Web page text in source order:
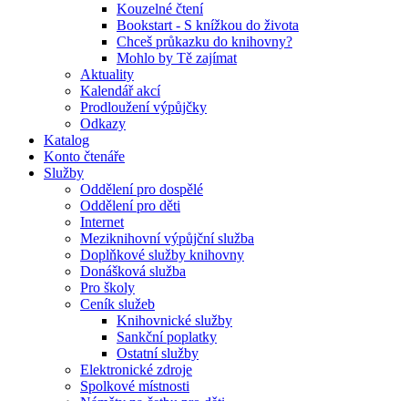
Kouzelné čtení
Bookstart - S knížkou do života
Chceš průkazku do knihovny?
Mohlo by Tě zajímat
Aktuality
Kalendář akcí
Prodloužení výpůjčky
Odkazy
Katalog
Konto čtenáře
Služby
Oddělení pro dospělé
Oddělení pro děti
Internet
Meziknihovní výpůjční služba
Doplňkové služby knihovny
Donášková služba
Pro školy
Ceník služeb
Knihovnické služby
Sankční poplatky
Ostatní služby
Elektronické zdroje
Spolkové místnosti